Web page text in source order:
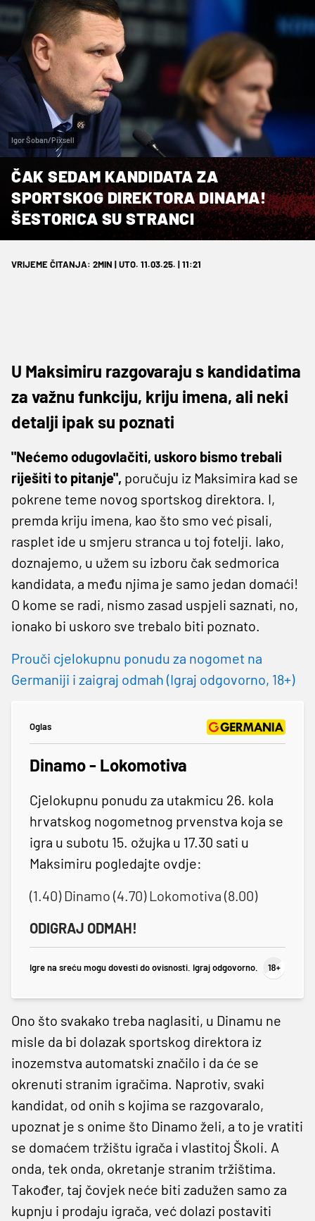
Igor Šoban/Pixsell
ČAK SEDAM KANDIDATA ZA
SPORTSKOG DIREKTORA DINAMA!
ŠESTORICA SU STRANCI
VRIJEME ČITANJA: 2MIN | UTO. 11.03.25. | 11:21
U Maksimiru razgovaraju s kandidatima
za važnu funkciju, kriju imena, ali neki
detalji ipak su poznati
"Nećemo odugovlačiti, uskoro bismo trebali
riješiti to pitanje", poručuju iz Maksimira kad se
pokrene teme novog sportskog direktora. I,
premda kriju imena, kao što smo već pisali,
rasplet ide u smjeru stranca u toj fotelji. Iako,
doznajemo, u užem su izboru čak sedmorica
kandidata, a među njima je samo jedan domaći!
O kome se radi, nismo zasad uspjeli saznati, no,
ionako bi uskoro sve trebalo biti poznato.
Prouči cjelokupnu ponudu za nogomet na
Germaniji i zaigraj odmah (Igraj odgovorno, 18+)
Oglas
Dinamo - Lokomotiva
Cjelokupnu ponudu za utakmicu 26. kola
hrvatskog nogometnog prvenstva koja se
igra u subotu 15. ožujka u 17.30 sati u
Maksimiru pogledajte ovdje:
(1.40) Dinamo (4.70) Lokomotiva (8.00)
ODIGRAJ ODMAH!
Igre na sreću mogu dovesti do ovisnosti. Igraj odgovorno.
Ono što svakako treba naglasiti, u Dinamu ne
misle da bi dolazak sportskog direktora iz
inozemstva automatski značilo i da će se
okrenuti stranim igračima. Naprotiv, svaki
kandidat, od onih s kojima se razgovaralo,
upoznat je s onime što Dinamo želi, a to je vratiti
se domaćem tržištu igrača i vlastitoj Školi. A
onda, tek onda, okretanje stranim tržištima.
Također, taj čovjek neće biti zadužen samo za
kupnju i prodaju igrača, već dolazi postaviti